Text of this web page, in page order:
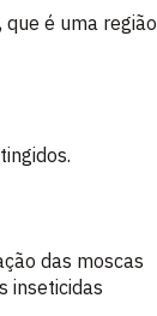
é uma região
das moscas
inseticidas